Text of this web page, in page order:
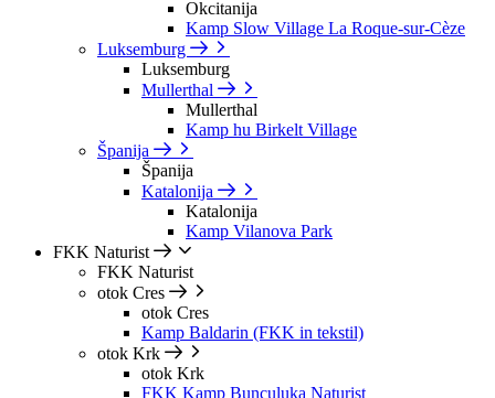
Okcitanija
Kamp Slow Village La Roque-sur-Cèze
Luksemburg
Luksemburg
Mullerthal
Mullerthal
Kamp hu Birkelt Village
Španija
Španija
Katalonija
Katalonija
Kamp Vilanova Park
FKK Naturist
FKK Naturist
otok Cres
otok Cres
Kamp Baldarin (FKK in tekstil)
otok Krk
otok Krk
FKK Kamp Bunculuka Naturist